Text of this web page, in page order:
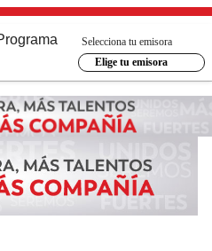
Selecciona tu emisora
Elige tu emisora